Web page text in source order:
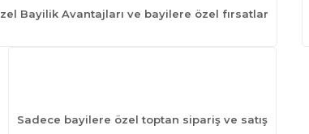
Bayilik Avantajları ve bayilere özel fırsatlar
Sadece bayilere özel toptan sipariş ve satış